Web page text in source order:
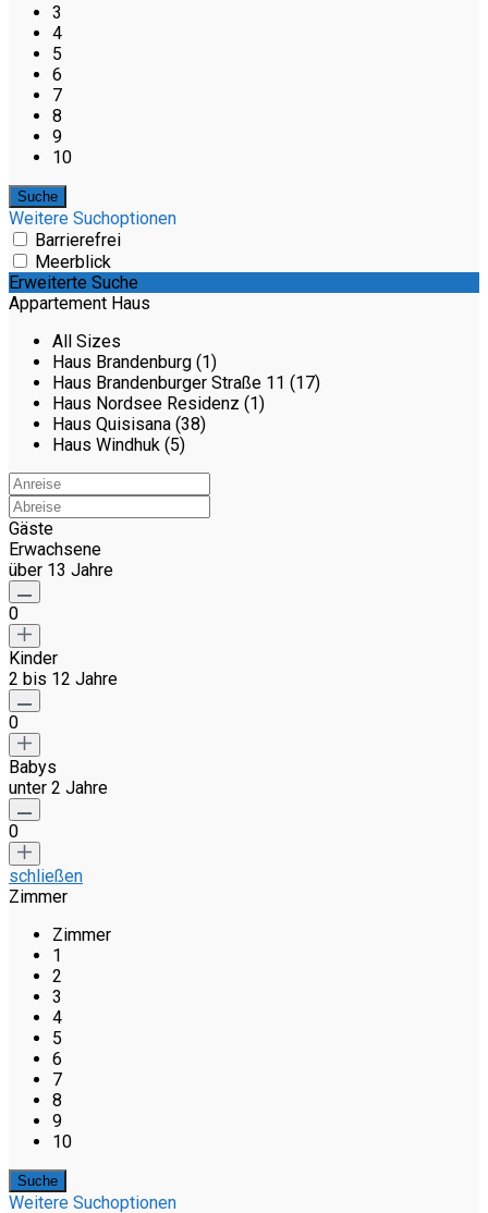
3
4
5
6
7
8
9
10
Weitere Suchoptionen
Barrierefrei
Meerblick
Erweiterte Suche
Appartement Haus
All Sizes
Haus Brandenburg (1)
Haus Brandenburger Straße 11 (17)
Haus Nordsee Residenz (1)
Haus Quisisana (38)
Haus Windhuk (5)
Gäste
Erwachsene
über 13 Jahre
0
Kinder
2 bis 12 Jahre
0
Babys
unter 2 Jahre
0
schließen
Zimmer
Zimmer
1
2
3
4
5
6
7
8
9
10
Weitere Suchoptionen